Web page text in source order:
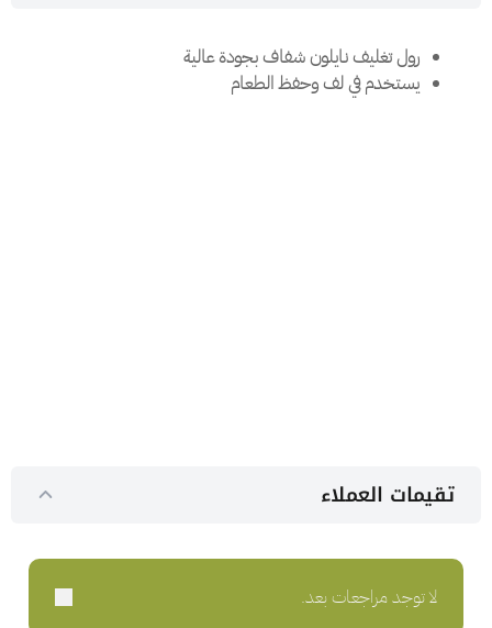
رول تغليف نايلون شفاف بجودة عالية
يستخدم في لف وحفظ الطعام
تقيمات العملاء
لا توجد مراجعات بعد.